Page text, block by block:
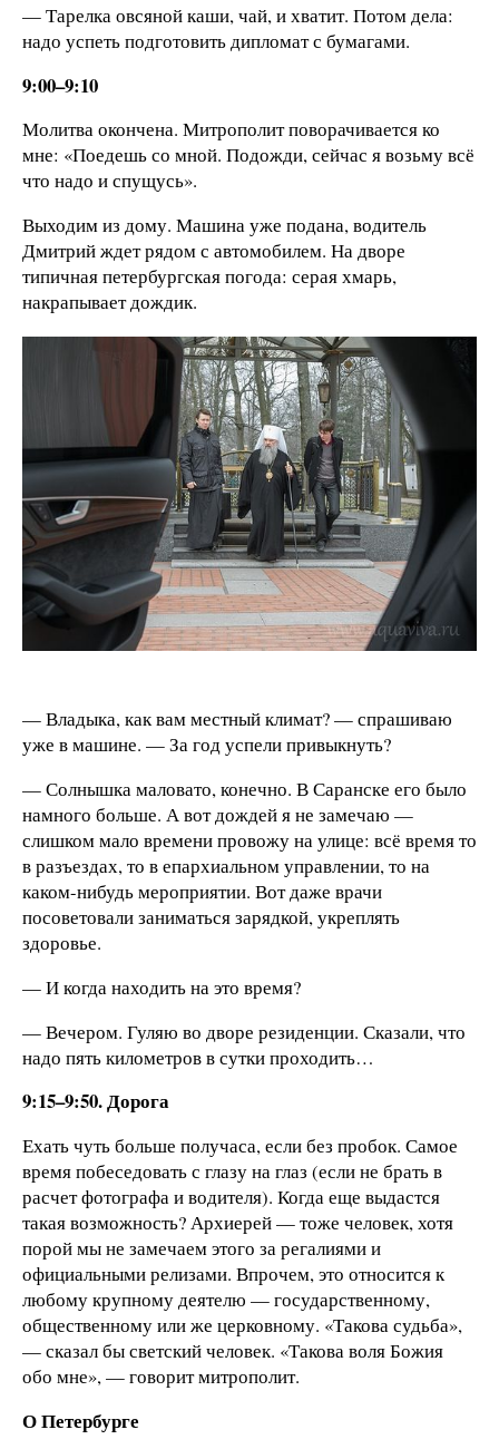
— Тарелка овсяной каши, чай, и хватит. Потом дела:
надо успеть подготовить дипломат с бумагами.
9:00–9:10
Молитва окончена. Митрополит поворачивается ко
мне: «Поедешь со мной. Подожди, сейчас я возьму всё
что надо и спущусь».
Выходим из дому. Машина уже подана, водитель
Дмитрий ждет рядом с автомобилем. На дворе
типичная петербургская погода: серая хмарь,
накрапывает дождик.
— Владыка, как вам местный климат? — спрашиваю
уже в машине. — За год успели привыкнуть?
— Солнышка маловато, конечно. В Саранске его было
намного больше. А вот дождей я не замечаю —
слишком мало времени провожу на улице: всё время то
в разъездах, то в епархиальном управлении, то на
каком-нибудь мероприятии. Вот даже врачи
посоветовали заниматься зарядкой, укреплять
здоровье.
— И когда находить на это время?
— Вечером. Гуляю во дворе резиденции. Сказали, что
надо пять километров в сутки проходить…
9:15–9:50. Дорога
Ехать чуть больше получаса, если без пробок. Самое
время побеседовать с глазу на глаз (если не брать в
расчет фотографа и водителя). Когда еще выдастся
такая возможность? Архиерей — тоже человек, хотя
порой мы не замечаем этого за регалиями и
официальными релизами. Впрочем, это относится к
любому крупному деятелю — государственному,
общественному или же церковному. «Такова судьба»,
— сказал бы светский человек. «Такова воля Божия
обо мне», — говорит митрополит.
О Петербурге